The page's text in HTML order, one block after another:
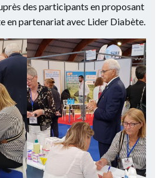
des participants en proposant
en partenariat avec Lider Diabète.